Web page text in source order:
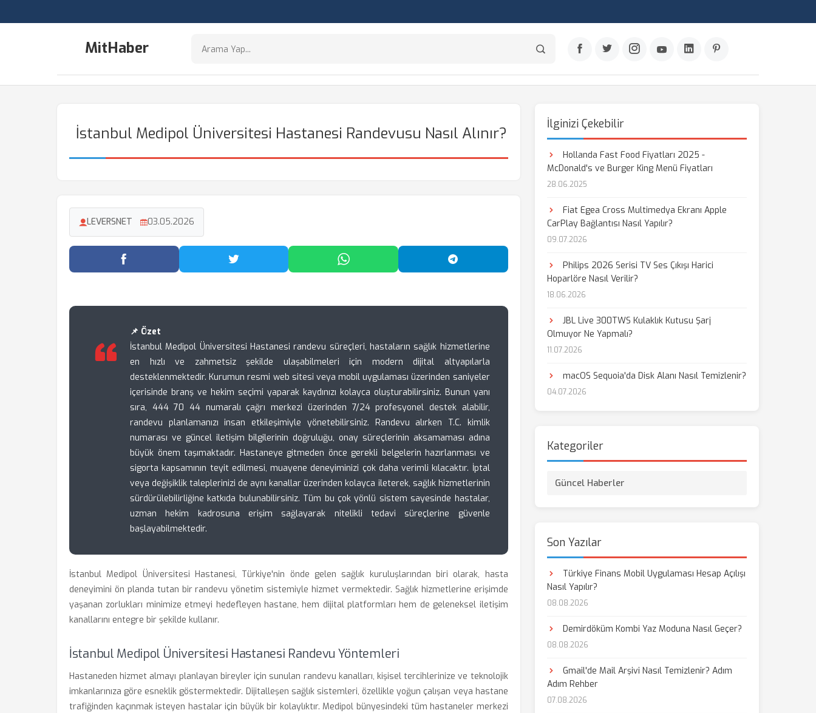
MitHaber
İstanbul Medipol Üniversitesi Hastanesi Randevusu Nasıl Alınır?
LEVERSNET 03.05.2026
Facebook'ta Paylaş Twitter'da Paylaş WhatsApp'ta Paylaş Telegram'da Paylaş
📌 Özet
İstanbul Medipol Üniversitesi Hastanesi randevu süreçleri, hastaların sağlık hizmetlerine
en hızlı ve zahmetsiz şekilde ulaşabilmeleri için modern dijital altyapılarla
desteklenmektedir. Kurumun resmi web sitesi veya mobil uygulaması üzerinden saniyeler
içerisinde branş ve hekim seçimi yaparak kaydınızı kolayca oluşturabilirsiniz. Bunun yanı
sıra, 444 70 44 numaralı çağrı merkezi üzerinden 7/24 profesyonel destek alabilir,
randevu planlamanızı insan etkileşimiyle yönetebilirsiniz. Randevu alırken T.C. kimlik
numarası ve güncel iletişim bilgilerinin doğruluğu, onay süreçlerinin aksamaması adına
büyük önem taşımaktadır. Hastaneye gitmeden önce gerekli belgelerin hazırlanması ve
sigorta kapsamının teyit edilmesi, muayene deneyiminizi çok daha verimli kılacaktır. İptal
veya değişiklik taleplerinizi de aynı kanallar üzerinden kolayca ileterek, sağlık hizmetlerinin
sürdürülebilirliğine katkıda bulunabilirsiniz. Tüm bu çok yönlü sistem sayesinde hastalar,
uzman hekim kadrosuna erişim sağlayarak nitelikli tedavi süreçlerine güvenle
başlayabilmektedir.
İstanbul Medipol Üniversitesi Hastanesi, Türkiye'nin önde gelen sağlık kuruluşlarından biri olarak, hasta
deneyimini ön planda tutan bir randevu yönetim sistemiyle hizmet vermektedir. Sağlık hizmetlerine erişimde
yaşanan zorlukları minimize etmeyi hedefleyen hastane, hem dijital platformları hem de geleneksel iletişim
kanallarını entegre bir şekilde kullanır.
İstanbul Medipol Üniversitesi Hastanesi Randevu Yöntemleri
Hastaneden hizmet almayı planlayan bireyler için sunulan randevu kanalları, kişisel tercihlerinize ve teknolojik
imkanlarınıza göre esneklik göstermektedir. Dijitalleşen sağlık sistemleri, özellikle yoğun çalışan veya hastane
trafiğinden kaçınmak isteyen hastalar için büyük bir kolaylıktır. Medipol bünyesindeki tüm hastaneler merkezi
İlginizi Çekebilir
Hollanda Fast Food Fiyatları 2025 -
McDonald's ve Burger King Menü Fiyatları
28.06.2025
Fiat Egea Cross Multimedya Ekranı Apple
CarPlay Bağlantısı Nasıl Yapılır?
09.07.2026
Philips 2026 Serisi TV Ses Çıkışı Harici
Hoparlöre Nasıl Verilir?
18.06.2026
JBL Live 300TWS Kulaklık Kutusu Şarj
Olmuyor Ne Yapmalı?
11.07.2026
macOS Sequoia'da Disk Alanı Nasıl Temizlenir?
04.07.2026
Kategoriler
Güncel Haberler
Son Yazılar
Türkiye Finans Mobil Uygulaması Hesap Açılışı
Nasıl Yapılır?
08.08.2026
Demirdöküm Kombi Yaz Moduna Nasıl Geçer?
08.08.2026
Gmail'de Mail Arşivi Nasıl Temizlenir? Adım
Adım Rehber
07.08.2026